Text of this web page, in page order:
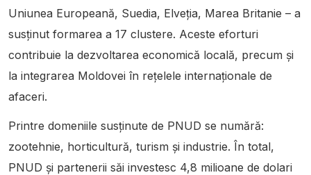
Uniunea Europeană, Suedia, Elveția, Marea Britanie – a
susținut formarea a 17 clustere. Aceste eforturi
contribuie la dezvoltarea economică locală, precum și
la integrarea Moldovei în rețelele internaționale de
afaceri.
Printre domeniile susținute de PNUD se numără:
zootehnie, horticultură, turism și industrie. În total,
PNUD și partenerii săi investesc 4,8 milioane de dolari